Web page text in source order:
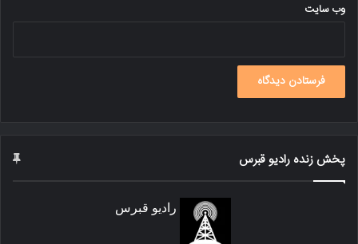
وب‌ سایت
پخش زنده رادیو قبرس
رادیو قبرس